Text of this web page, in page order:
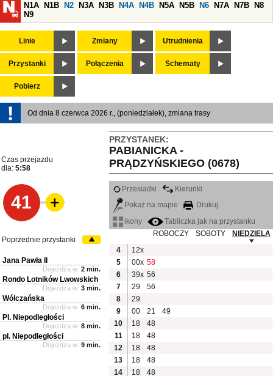
N1A
N1B N2 N3A N3B N4A N4B N5A N5B N6 N7A N7B
N8
N9
Linie Zmiany Utrudnienia
Przystanki Połączenia Schematy
Pobierz
Od dnia 8 czerwca 2026 r., (poniedziałek), zmiana trasy
PRZYSTANEK:
PABIANICKA -
PRĄDZYŃSKIEGO (0678)
Czas przejazdu
dla: 5:58
41
Przesiadki
Kierunki
Pokaż na mapie
Drukuj
ikony
Tabliczka jak na przystanku
ROBOCZY
SOBOTY
NIEDZIELA
4
12x
5
00x 58
6
39x 56
7
29
56
8
29
9
00 21
49
10
18
48
11
18
48
12
18
48
13
18
48
14
18 48
Poprzednie przystanki
Jana Pawła II
Dojeżdża w: 2 min.
Rondo Lotników Lwowskich
Dojeżdża w: 3 min.
Wólczańska
Dojeżdża w: 6 min.
Pl. Niepodległości
Dojeżdża w: 8 min.
pl. Niepodległości
Dojeżdża w: 9 min.